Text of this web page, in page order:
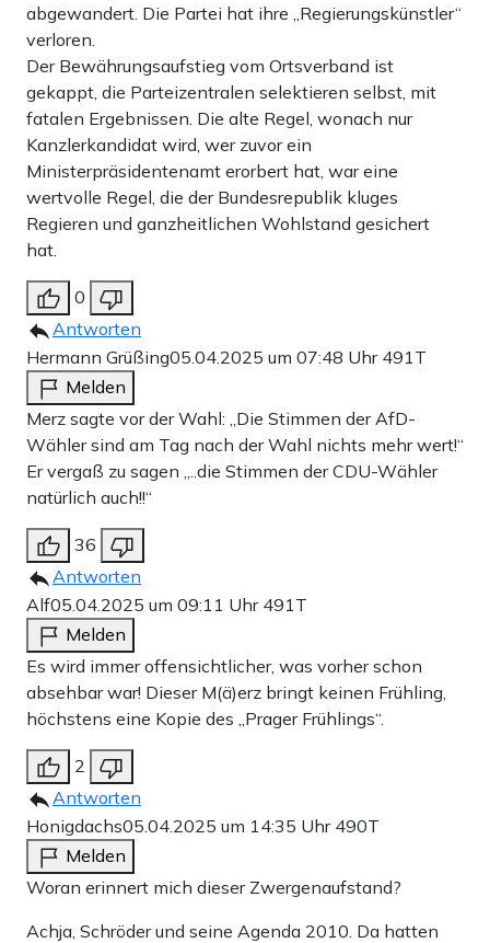
abgewandert. Die Partei hat ihre „Regierungskünstler“
verloren.
Der Bewährungsaufstieg vom Ortsverband ist
gekappt, die Parteizentralen selektieren selbst, mit
fatalen Ergebnissen. Die alte Regel, wonach nur
Kanzlerkandidat wird, wer zuvor ein
Ministerpräsidentenamt erorbert hat, war eine
wertvolle Regel, die der Bundesrepublik kluges
Regieren und ganzheitlichen Wohlstand gesichert
hat.
0
Antworten
Hermann Grüßing05.04.2025 um 07:48 Uhr 491T
Melden
Merz sagte vor der Wahl: „Die Stimmen der AfD-
Wähler sind am Tag nach der Wahl nichts mehr wert!“
Er vergaß zu sagen „..die Stimmen der CDU-Wähler
natürlich auch!!“
36
Antworten
Alf05.04.2025 um 09:11 Uhr 491T
Melden
Es wird immer offensichtlicher, was vorher schon
absehbar war! Dieser M(ä)erz bringt keinen Frühling,
höchstens eine Kopie des „Prager Frühlings“.
2
Antworten
Honigdachs05.04.2025 um 14:35 Uhr 490T
Melden
Woran erinnert mich dieser Zwergenaufstand?
Achja, Schröder und seine Agenda 2010. Da hatten